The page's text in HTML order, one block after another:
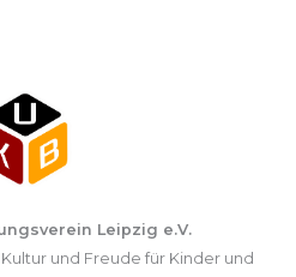
Leipzig e.V.
und Freude für Kinder und